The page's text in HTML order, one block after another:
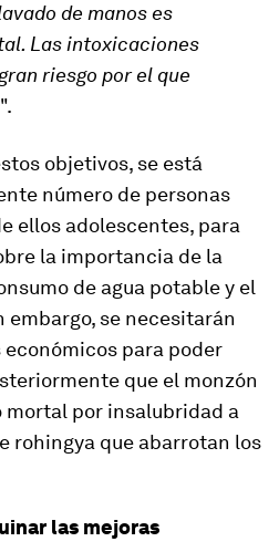
de manos es
Las intoxicaciones
riesgo por el que
".
objetivos, se está
número de personas
ellos adolescentes, para
la importancia de la
de agua potable y el
embargo, se necesitarán
para poder
que el monzón
mortal por insalubridad a
rohingya que abarrotan los
las mejoras